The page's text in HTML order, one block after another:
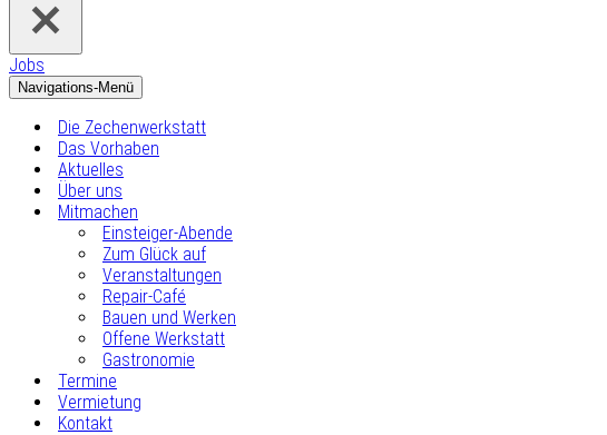
Jobs
Navigations-Menü
Die Zechenwerkstatt
Das Vorhaben
Aktuelles
Über uns
Mitmachen
Einsteiger-Abende
Zum Glück auf
Veranstaltungen
Repair-Café
Bauen und Werken
Offene Werkstatt
Gastronomie
Termine
Vermietung
Kontakt